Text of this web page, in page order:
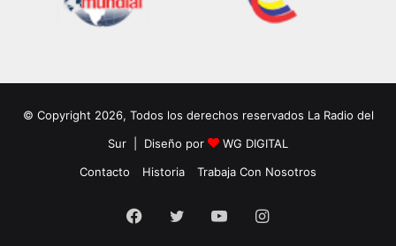
© Copyright 2026, Todos los derechos reservados La Radio del
Sur | Diseño por
WG DIGITAL
Contacto
Historia Trabaja Con Nosotros
Facebook
TwitterYouTubeInstagram